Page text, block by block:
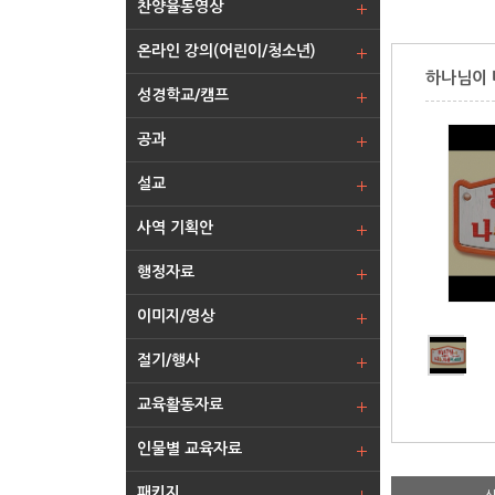
찬양율동영상
온라인 강의(어린이/청소년)
성경학교/캠프
공과
설교
사역 기획안
행정자료
이미지/영상
절기/행사
교육활동자료
인물별 교육자료
하나님이